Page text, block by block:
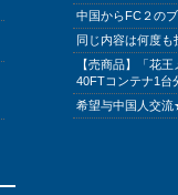
中国からFC２の
同じ内容は何度
【売商品】「花
40FTコンテナ1台
希望与中国人交